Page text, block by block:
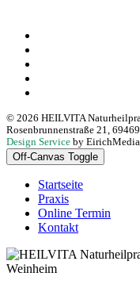
© 2026 HEILVITA
Rosenbrunnenstraße 21,
Design Service by
Off-Canvas Toggle
Startseite
Praxis
Online Termin
Kontakt